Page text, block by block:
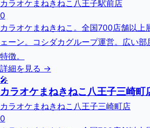
カラオケまねきねこ八王子駅前店
0
カラオケまねきねこ。全国700店舗以上
ェーン。コシダカグループ運営。広い
特徴。
詳細を見る →
🎤
カラオケまねきねこ八王子三崎町
カラオケまねきねこ八王子三崎町店
0